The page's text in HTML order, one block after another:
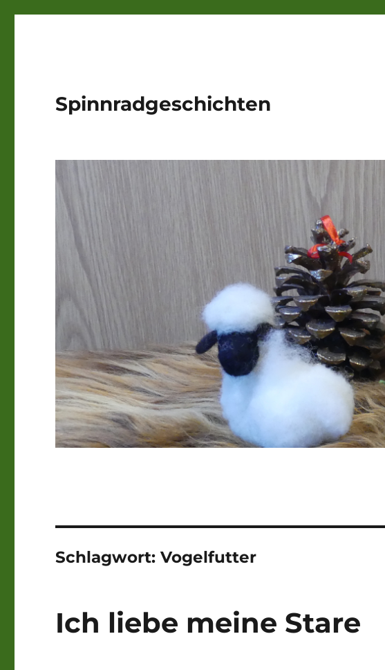
Spinnradgeschichten
Schlagwort:Vogelfutter
Ich liebe meine Stare